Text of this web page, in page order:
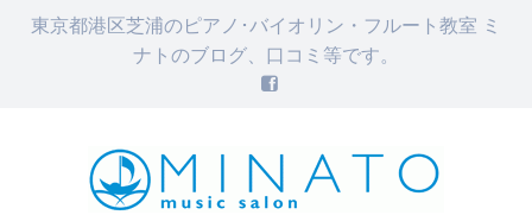
東京都港区芝浦のピアノ･バイオリン・フルート教室 ミ
ナトのブログ、口コミ等です。